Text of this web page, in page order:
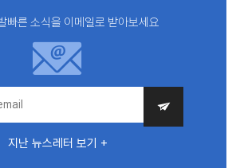
빠른 소식을 이메일로 받아보세요
지난 뉴스레터 보기 +